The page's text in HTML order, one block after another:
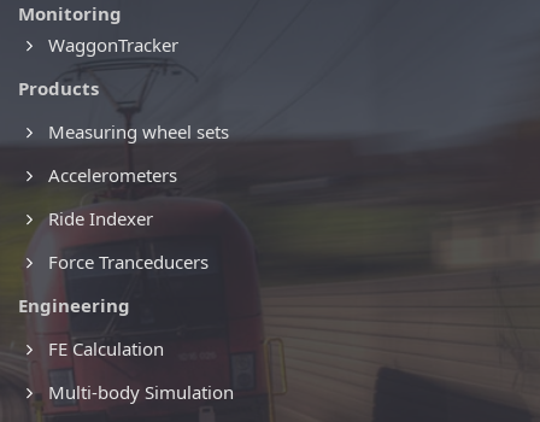
Monitoring
WaggonTracker
Products
Measuring wheel sets
Accelerometers
Ride Indexer
Force Tranceducers
Engineering
FE Calculation
Multi-body Simulation